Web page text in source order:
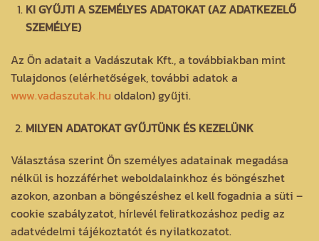
KI GYŰJTI A SZEMÉLYES ADATOKAT (AZ ADATKEZELŐ
SZEMÉLYE)
Az Ön adatait a Vadászutak Kft., a továbbiakban mint
Tulajdonos (elérhetőségek, további adatok a
www.vadaszutak.hu oldalon) gyűjti.
MILYEN ADATOKAT GYŰJTÜNK ÉS KEZELÜNK
Választása szerint Ön személyes adatainak megadása
nélkül is hozzáférhet weboldalainkhoz és böngészhet
azokon, azonban a böngészéshez el kell fogadnia a süti –
cookie szabályzatot, hírlevél feliratkozáshoz pedig az
adatvédelmi tájékoztatót és nyilatkozatot.